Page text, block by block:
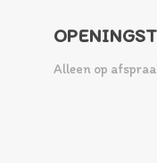
Alleen op